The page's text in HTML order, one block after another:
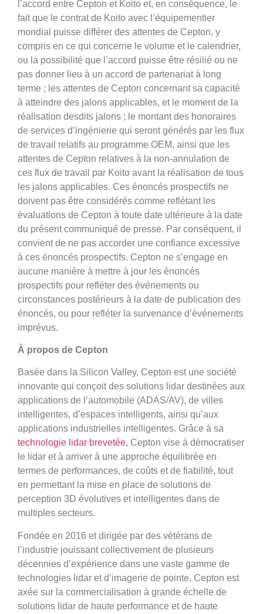
l’accord entre Cepton et Koito et, en conséquence, le
fait que le contrat de Koito avec l’équipementier
mondial puisse différer des attentes de Cepton, y
compris en ce qui concerne le volume et le calendrier,
ou la possibilité que l’accord puisse être résilié ou ne
pas donner lieu à un accord de partenariat à long
terme ; les attentes de Cepton concernant sa capacité
à atteindre des jalons applicables, et le moment de la
réalisation desdits jalons ; le montant des honoraires
de services d’ingénierie qui seront générés par les flux
de travail relatifs au programme OEM, ainsi que les
attentes de Cepton relatives à la non-annulation de
ces flux de travail par Koito avant la réalisation de tous
les jalons applicables. Ces énoncés prospectifs ne
doivent pas être considérés comme reflétant les
évaluations de Cepton à toute date ultérieure à la date
du présent communiqué de presse. Par conséquent, il
convient de ne pas accorder une confiance excessive
à ces énoncés prospectifs. Cepton ne s’engage en
aucune manière à mettre à jour les énoncés
prospectifs pour refléter des événements ou
circonstances postérieurs à la date de publication des
énoncés, ou pour refléter la survenance d’événements
imprévus.
À propos de Cepton
Basée dans la Silicon Valley, Cepton est une société
innovante qui conçoit des solutions lidar destinées aux
applications de l’automobile (ADAS/AV), de villes
intelligentes, d’espaces intelligents, ainsi qu’aux
applications industrielles intelligentes. Grâce à sa
technologie lidar brevetée, Cepton vise à démocratiser
le lidar et à arriver à une approche équilibrée en
termes de performances, de coûts et de fiabilité, tout
en permettant la mise en place de solutions de
perception 3D évolutives et intelligentes dans de
multiples secteurs.
Fondée en 2016 et dirigée par des vétérans de
l’industrie jouissant collectivement de plusieurs
décennies d’expérience dans une vaste gamme de
technologies lidar et d’imagerie de pointe, Cepton est
axée sur la commercialisation à grande échelle de
solutions lidar de haute performance et de haute